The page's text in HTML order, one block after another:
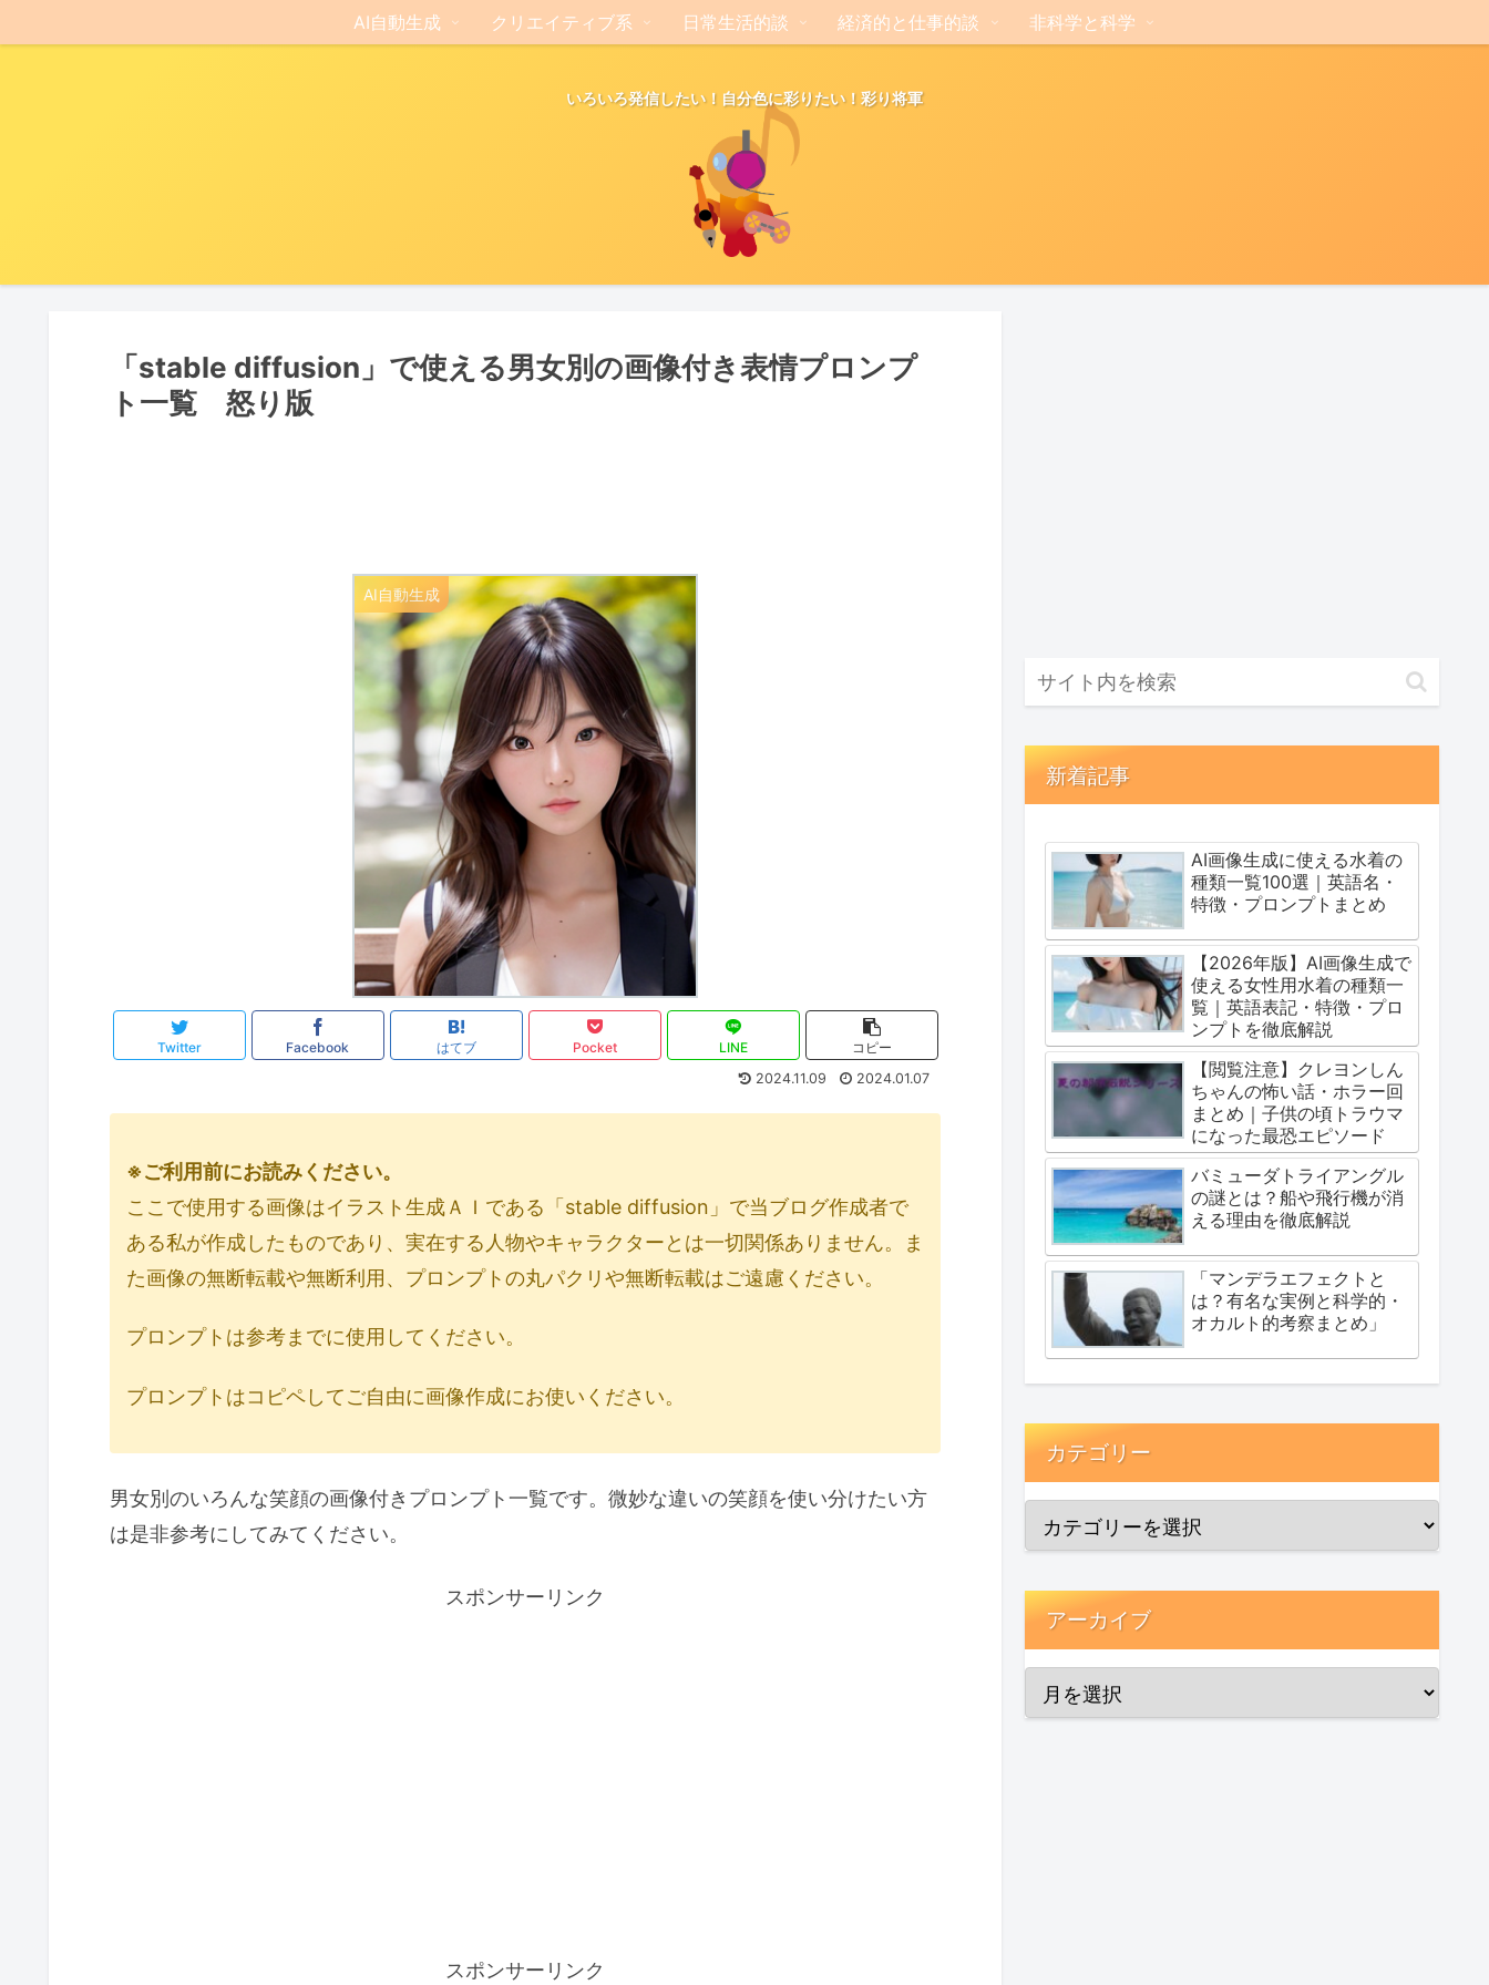
いろいろ発信したい！自分色に彩りたい！彩り将軍
AI自動生成 クリエイティブ系 日常生活的談 経済的と仕事的談 非科学と科学
「stable diffusion」で使える男女別の画像付き表情プロンプ
ト一覧 怒り版
AI自動生成
Twitter Facebook はてブ Pocket LINE
コピー
2024.11.09
2024.01.07
※ご利用前にお読みください。
ここで使用する画像はイラスト生成ＡＩである「stable diffusion」で当ブログ作成者で
ある私が作成したものであり、実在する人物やキャラクターとは一切関係ありません。ま
た画像の無断転載や無断利用、プロンプトの丸パクリや無断転載はご遠慮ください。
プロンプトは参考までに使用してください。
プロンプトはコピペしてご自由に画像作成にお使いください。
男女別のいろんな笑顔の画像付きプロンプト一覧です。微妙な違いの笑顔を使い分けたい方
は是非参考にしてみてください。
スポンサーリンク
スポンサーリンク
新着記事
AI画像生成に使える水着の
種類一覧100選｜英語名・
特徴・プロンプトまとめ
【2026年版】AI画像生成で
使える女性用水着の種類一
覧｜英語表記・特徴・プロ
ンプトを徹底解説
【閲覧注意】クレヨンしん
ちゃんの怖い話・ホラー回
まとめ｜子供の頃トラウマ
になった最恐エピソード
バミューダトライアングル
の謎とは？船や飛行機が消
える理由を徹底解説
「マンデラエフェクトと
は？有名な実例と科学的・
オカルト的考察まとめ」
カテゴリー
アーカイブ